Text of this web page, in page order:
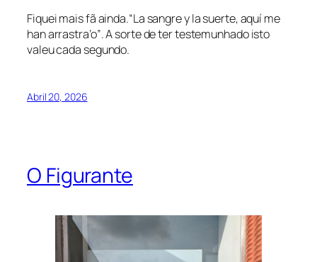
Fiquei mais fã ainda.“La sangre y la suerte, aquí me
han arrastra’o”. A sorte de ter testemunhado isto
valeu cada segundo.
Abril 20, 2026
O Figurante